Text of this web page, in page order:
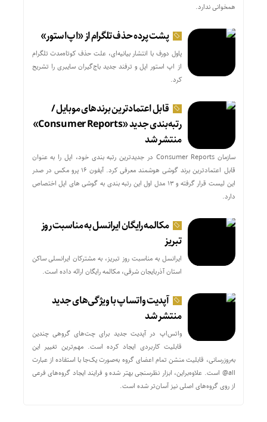
همخوانی ندارد.
پشت پرده حذف تلگرام از «اپ‌استور»
پاول دورف با انتشار بیانیه‌ای، علت حذف کوتاه‌مدت تلگرام
از اپ استور اپل و ترفند جدید باج‌گیران سایبری را تشریح
کرد.
قابل اعتمادترین برندهای موبایل /
رتبه‌بندی جدید «Consumer Reports»
منتشر شد
سازمان Consumer Reports در جدیدترین رتبه بندی خود، اپل را به عنوان
قابل اعتمادترین برند گوشی هوشمند معرفی کرد. آیفون ۱۶ پرو مکس در صدر
این لیست قرار گرفته و ۱۳ مدل اول این رتبه بندی به گوشی های اپل اختصاص
دارد.
مکالمه رایگان ایرانسل به مناسبت روز
تبریز
ایرانسل به مناسبت روز تبریز، به مشترکان ایرانسلی ساکن
استان آذربایجان شرقی، مکالمه رایگان ارائه داده است.
آپدیت‌ واتساپ با ویژگی‌های جدید
منتشر شد
واتس‌اپ در آپدیت جدید برای چت‌های گروهی چندین
قابلیت کاربردی ایجاد کرده است. مهم‌ترین تغییر این
به‌روزرسانی، قابلیت منشن تمام اعضای گروه به‌صورت یک‌جا با استفاده از عبارت
all@ است. علاوه‌براین، ابزار نظرسنجی بهتر شده و فرایند ایجاد گروه‌های فرعی
از روی گروه‌های اصلی نیز آسان‌تر شده است.